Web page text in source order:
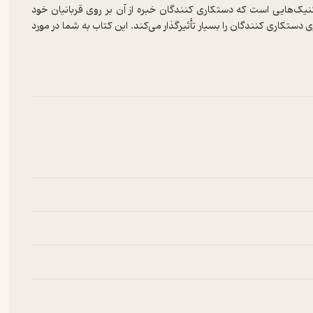
است که دستکاری کنندگان خبره از آن بر روی قربانیان خود
کنندگان را بسیار تأثیرگذار می‌کند. این کتاب به شما در مورد
و کنترل ذهن که برای دستکاری اعضای خود استفاده می‌کنند
است که برای ایجاد عادات و اصلاح رفتارها ضروری است. شما در مورد
تغییر زندگی خود و به دست آوردن هر چیزی که می‌خواهید استفاده